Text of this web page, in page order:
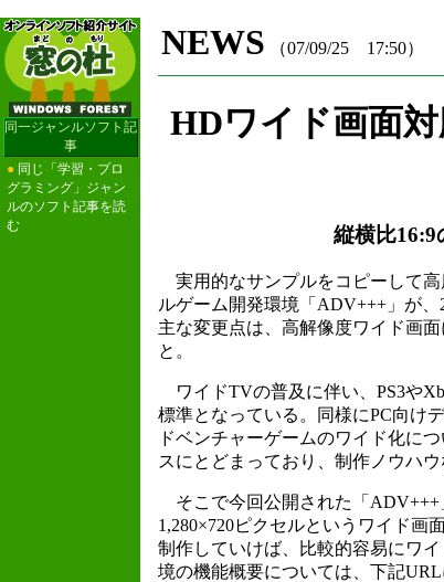
同一ジャンルソフト記
事
● 同じ「学習・プロ
グラミング」ジャン
ルのソフト記事を読
む
NEWS （07/09/25 17:50）
HDワイド画面
縦横比16:9
実用的なサンプルをコピーして
ルゲーム開発環境「ADV+++」が
主な変更点は、高解像度ワイド画
と。
ワイドTVの普及に伴い、PS3や
標準となっている。同様にPC向け
ドベンチャーゲームのワイド化に
スにとどまっており、制作ノウハ
そこで今回公開された「ADV+++
1,280×720ピクセルというワイド画
制作していけば、比較的容易にワ
境の機能概要については、下記